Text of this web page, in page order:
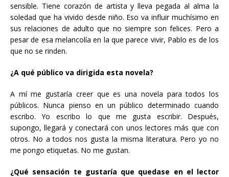
sensible. Tiene corazón de artista y lleva pegada al alma la
soledad que ha vivido desde niño. Eso va influir muchísimo en
sus relaciones de adulto que no siempre son felices. Pero a
pesar de esa melancolía en la que parece vivir, Pablo es de los
que no se rinden.
¿A qué público va dirigida esta novela?
A mí me gustaría creer que es una novela para todos los
públicos. Nunca pienso en un público determinado cuando
escribo. Yo escribo lo que me gusta escribir. Después,
supongo, llegará y conectará con unos lectores más que con
otros. No a todos nos gusta la misma literatura. Pero yo no
me pongo etiquetas. No me gustan.
¿Qué sensación te gustaría que quedase en el lector